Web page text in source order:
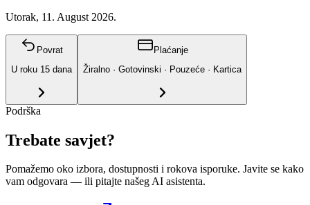
Utorak, 11. August 2026.
Povrat
U roku 15 dana
Plaćanje
Žiralno · Gotovinski · Pouzeće · Kartica
Podrška
Trebate savjet?
Pomažemo oko izbora, dostupnosti i rokova isporuke. Javite se kako
vam odgovara — ili pitajte našeg AI asistenta.